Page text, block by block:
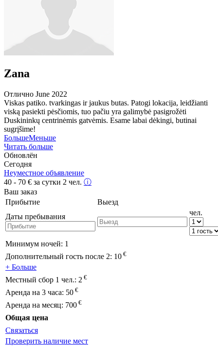
Zana
Отлично June 2022
Viskas patiko. tvarkingas ir jaukus butas. Patogi lokacija, leidžianti
viską pasiekti pėsčiomis, tuo pačiu yra galimybė pasigrožėti
Duskininkų centrinėmis gatvėmis. Esame labai dėkingi, butinai
sugrįšime!
БольшеМеньше
Читать больше
Обновлён
Сегодня
Неуместное объявление
40 - 70 € за сутки 2 чел. ⓘ
Ваш заказ
Прибытие
Выезд
Даты пребывания
чел.
Минимум ночей: 1
Дополнительный гость после 2: 10 €
+ Больше
Местный сбор 1 чел.: 2 €
Аренда на 3 часа: 50 €
Аренда на месяц: 700 €
Общая цена
Связаться
Проверить наличие мест